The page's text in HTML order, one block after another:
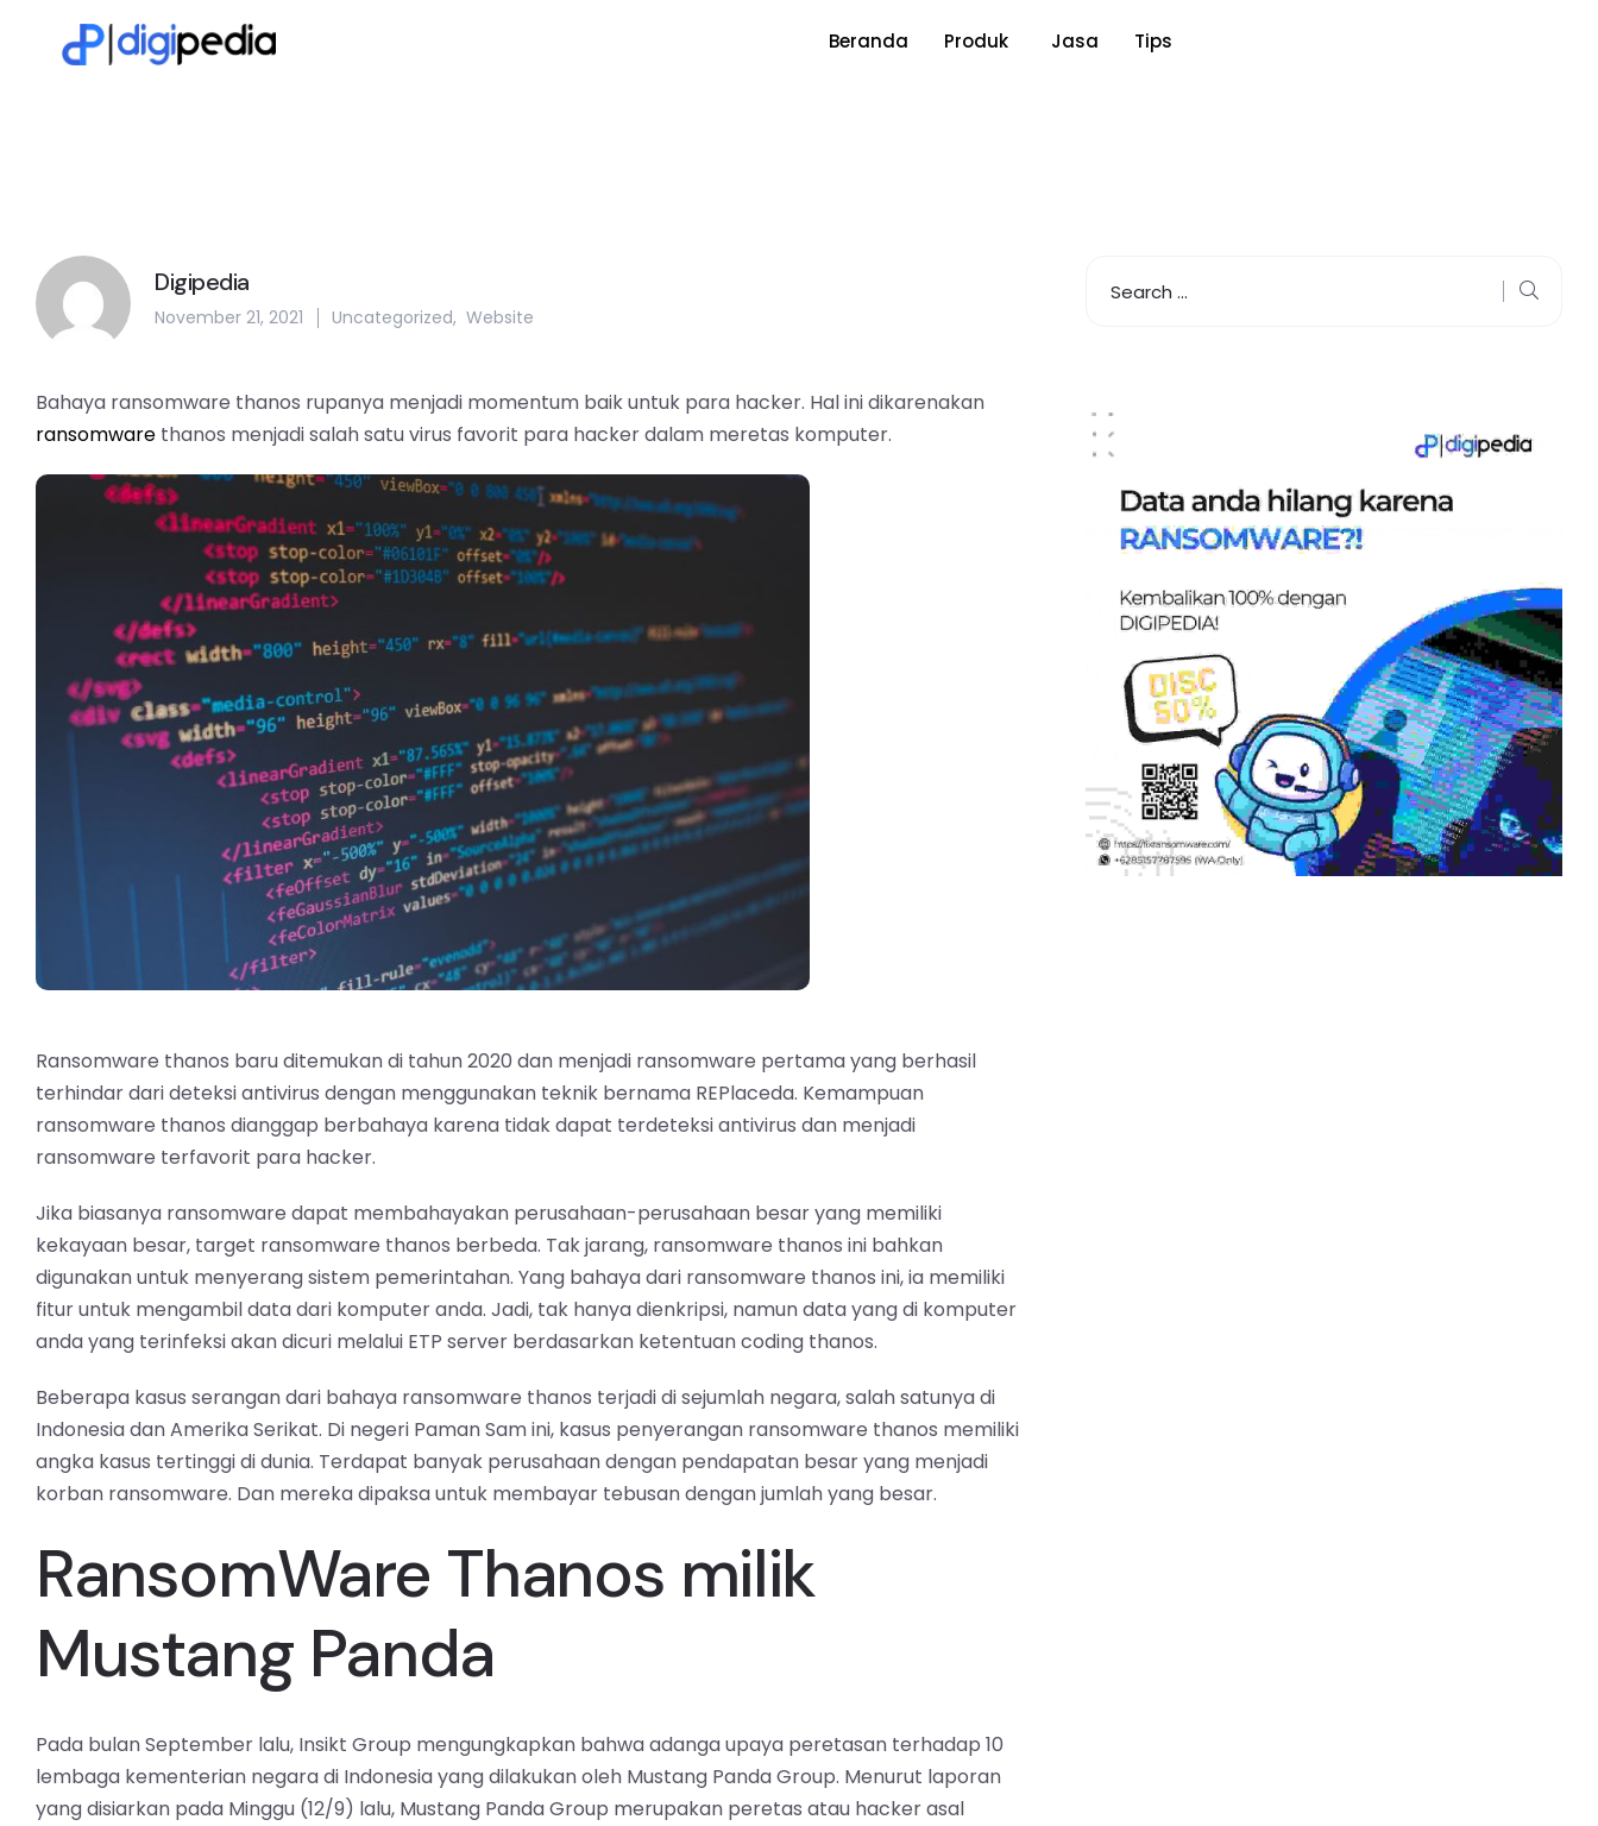
Beranda Produk Jasa Tips
Digipedia
November 21, 2021 Uncategorized, Website
Bahaya ransomware thanos rupanya menjadi momentum baik untuk para hacker. Hal ini dikarenakan
ransomware thanos menjadi salah satu virus favorit para hacker dalam meretas komputer.
Ransomware thanos baru ditemukan di tahun 2020 dan menjadi ransomware pertama yang berhasil
terhindar dari deteksi antivirus dengan menggunakan teknik bernama REPlaceda. Kemampuan
ransomware thanos dianggap berbahaya karena tidak dapat terdeteksi antivirus dan menjadi
ransomware terfavorit para hacker.
Jika biasanya ransomware dapat membahayakan perusahaan-perusahaan besar yang memiliki
kekayaan besar, target ransomware thanos berbeda. Tak jarang, ransomware thanos ini bahkan
digunakan untuk menyerang sistem pemerintahan. Yang bahaya dari ransomware thanos ini, ia memiliki
fitur untuk mengambil data dari komputer anda. Jadi, tak hanya dienkripsi, namun data yang di komputer
anda yang terinfeksi akan dicuri melalui ETP server berdasarkan ketentuan coding thanos.
Beberapa kasus serangan dari bahaya ransomware thanos terjadi di sejumlah negara, salah satunya di
Indonesia dan Amerika Serikat. Di negeri Paman Sam ini, kasus penyerangan ransomware thanos memiliki
angka kasus tertinggi di dunia. Terdapat banyak perusahaan dengan pendapatan besar yang menjadi
korban ransomware. Dan mereka dipaksa untuk membayar tebusan dengan jumlah yang besar.
RansomWare Thanos milik
Mustang Panda
Pada bulan September lalu, Insikt Group mengungkapkan bahwa adanga upaya peretasan terhadap 10
lembaga kementerian negara di Indonesia yang dilakukan oleh Mustang Panda Group. Menurut laporan
yang disiarkan pada Minggu (12/9) lalu, Mustang Panda Group merupakan peretas atau hacker asal